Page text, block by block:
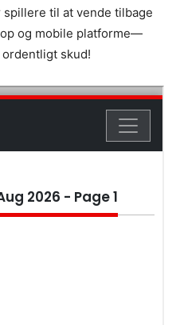
til at vende tilbage
og mobile platforme—
skud!